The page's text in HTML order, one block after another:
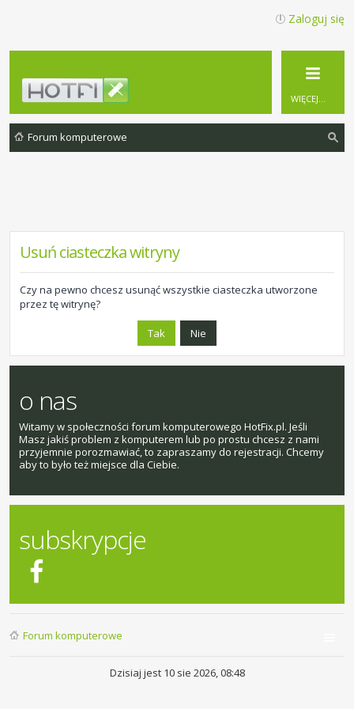
Zaloguj się
WIĘCEJ…
Forum komputerowe
Usuń ciasteczka witryny
Czy na pewno chcesz usunąć wszystkie ciasteczka utworzone
przez tę witrynę?
o nas
Witamy w społeczności forum komputerowego HotFix.pl. Jeśli
Masz jakiś problem z komputerem lub po prostu chcesz z nami
przyjemnie porozmawiać, to zapraszamy do rejestracji. Chcemy
aby to było też miejsce dla Ciebie.
subskrypcje
Forum komputerowe
Dzisiaj jest 10 sie 2026, 08:48